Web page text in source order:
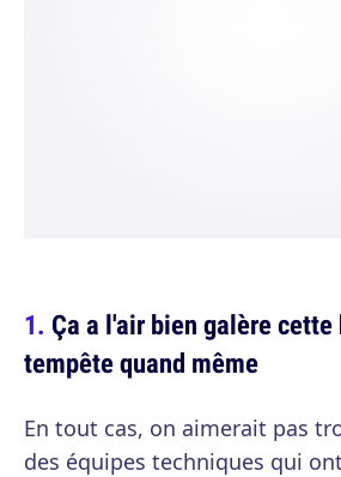
Ça a l'air bien galère
tempête quand même
En tout cas, on aimerait pas
des équipes techniques qui